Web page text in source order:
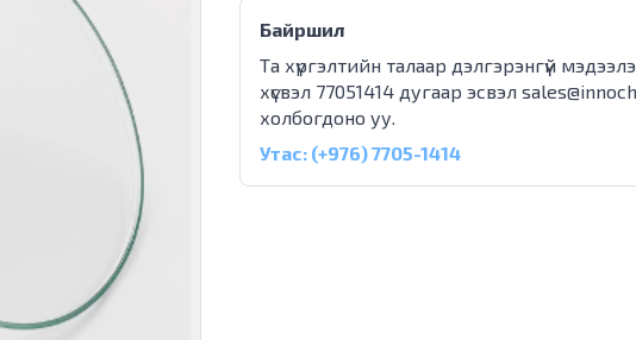
Байршил
Та хүргэлтийн талаар дэлгэрэнгүй
хүсвэл 77051414 дугаар эсвэл
холбогдоно уу.
Утас: (+976) 7705-1414